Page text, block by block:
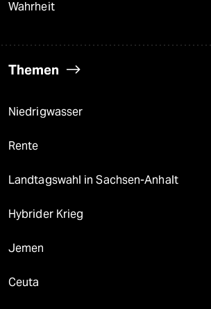
Wahrheit
Themen
Niedrigwasser
Rente
Landtagswahl in Sachsen-Anhalt
Hybrider Krieg
Jemen
Ceuta